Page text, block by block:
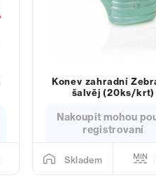
Konev zahradní
šalvěj (20ks/krt)
Nakoupit mohou
registrovaní
Skladem